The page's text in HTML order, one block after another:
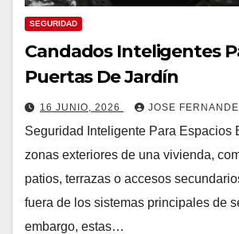
SEGURIDAD
Candados Inteligentes
Puertas De Jardín
16 JUNIO, 2026 JOSE
Seguridad Inteligente Para Espacios
zonas exteriores de una vivienda,
patios, terrazas o accesos
fuera de los sistemas principales de
embargo, estas…